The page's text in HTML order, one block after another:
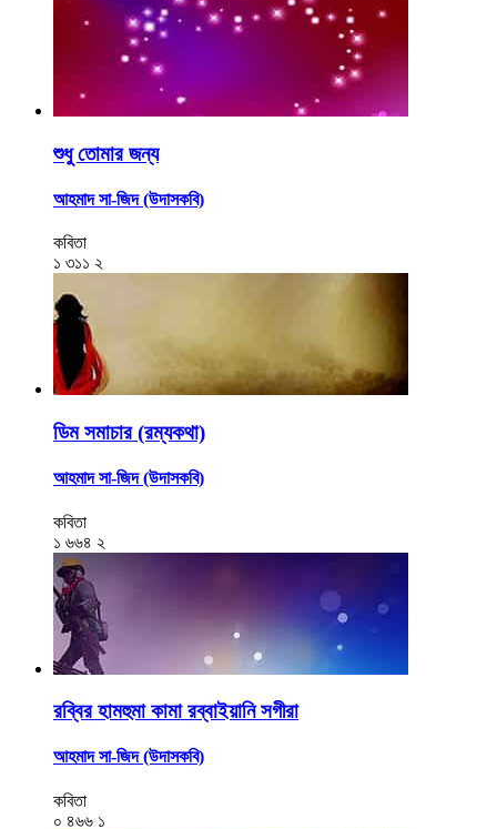
শুধু তোমার জন্য
আহমাদ সা-জিদ (উদাসকবি)
কবিতা
১ ৩১১ ২
ডিম সমাচার (রম্যকথা)
আহমাদ সা-জিদ (উদাসকবি)
কবিতা
১ ৬৬৪ ২
রব্বির হামহুমা কামা রব্বাইয়ানি সগীরা
আহমাদ সা-জিদ (উদাসকবি)
কবিতা
০ ৪৬৬ ১